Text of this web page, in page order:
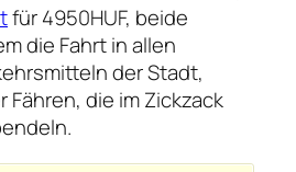
für 4950HUF, beide
die Fahrt in allen
der Stadt,
die im Zickzack